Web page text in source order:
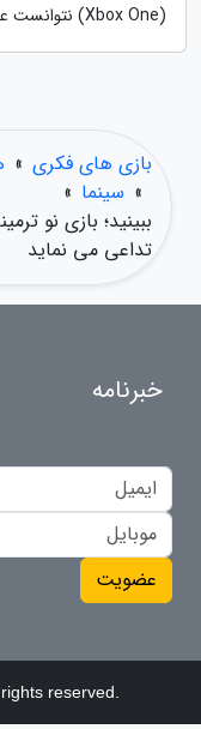
(Xbox One) نتوانست عملکرد خوبی داشته باشد.
بازی های فکری »
» سینما »
تداعی می نماید
خبرنامه
عضویت
reserved.